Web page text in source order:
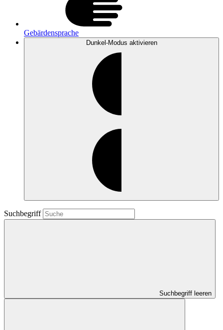
Gebärdensprache
Dunkel-Modus aktivieren
Suchbegriff
Suchbegriff leeren